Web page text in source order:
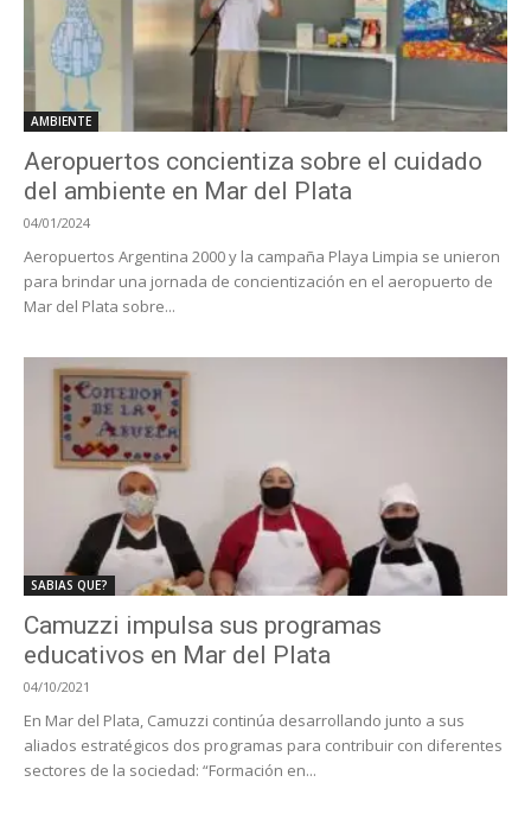
AMBIENTE
Aeropuertos concientiza sobre el cuidado
del ambiente en Mar del Plata
04/01/2024
Aeropuertos Argentina 2000 y la campaña Playa Limpia se unieron
para brindar una jornada de concientización en el aeropuerto de
Mar del Plata sobre...
SABIAS QUE?
Camuzzi impulsa sus programas
educativos en Mar del Plata
04/10/2021
En Mar del Plata, Camuzzi continúa desarrollando junto a sus
aliados estratégicos dos programas para contribuir con diferentes
sectores de la sociedad: “Formación en...